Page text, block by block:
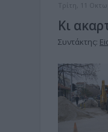
Τρίτη, 11
Κι
Συντάκτης: